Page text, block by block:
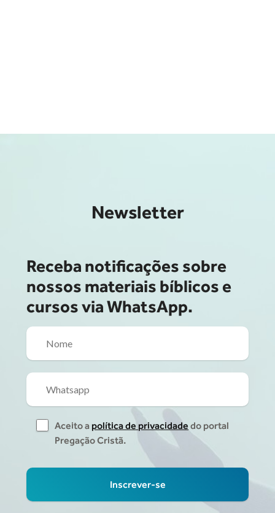
Newsletter
Receba notificações sobre
nossos materiais bíblicos e
cursos via WhatsApp.
Aceito a política de privacidade do portal
Pregação Cristã.